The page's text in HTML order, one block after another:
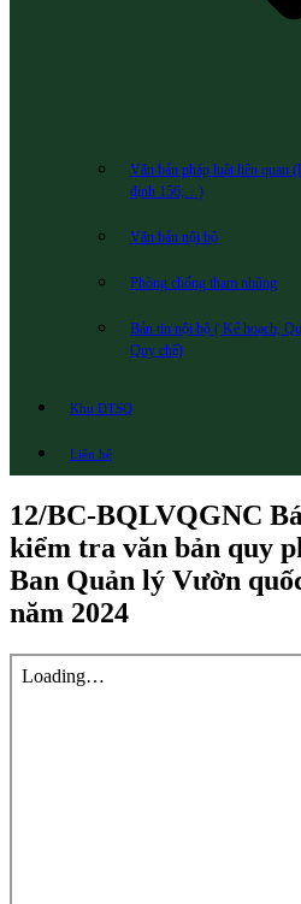
Văn bản pháp luật liên quan
định 156;…)
Văn bản nội bộ
Phòng chống tham nhũng
Bản tin nội bộ ( Kế hoạch,
Quy chế)
Khu DTSQ
Liên hệ
12/BC-BQLVQGNC
kiểm tra văn bản quy
Ban Quản lý Vườn
năm 2024